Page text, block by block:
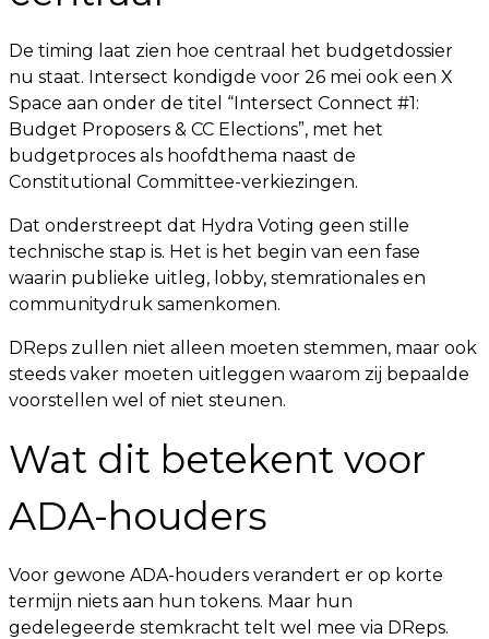
De timing laat zien hoe centraal het budgetdossier
nu staat. Intersect kondigde voor 26 mei ook een X
Space aan onder de titel “Intersect Connect #1:
Budget Proposers & CC Elections”, met het
budgetproces als hoofdthema naast de
Constitutional Committee-verkiezingen.
Dat onderstreept dat Hydra Voting geen stille
technische stap is. Het is het begin van een fase
waarin publieke uitleg, lobby, stemrationales en
communitydruk samenkomen.
DReps zullen niet alleen moeten stemmen, maar ook
steeds vaker moeten uitleggen waarom zij bepaalde
voorstellen wel of niet steunen.
Wat dit betekent voor
ADA-houders
Voor gewone ADA-houders verandert er op korte
termijn niets aan hun tokens. Maar hun
gedelegeerde stemkracht telt wel mee via DReps.